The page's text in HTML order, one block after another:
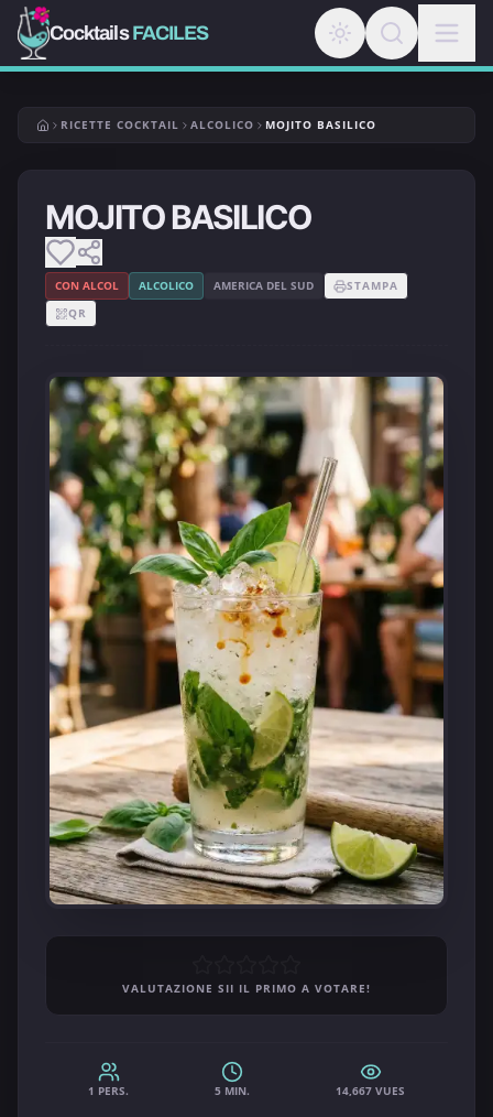
CocktailsFACILES
RICETTE COCKTAIL ALCOLICO MOJITO BASILICO
MOJITO BASILICO
CON ALCOL ALCOLICO AMERICA DEL SUD
STAMPA
QR
VALUTAZIONE SII IL PRIMO A VOTARE!
1 PERS. 5 MIN. 14,667 VUES